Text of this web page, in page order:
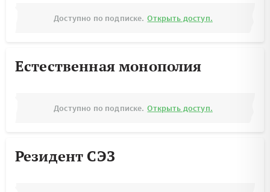
Доступно по подписке. Открыть доступ.
Естественная монополия
Доступно по подписке. Открыть доступ.
Резидент СЭЗ